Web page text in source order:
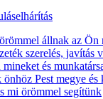
állnak az Ön
szerelés, javítás
és
Pest megye és
mi örömmel segítünk